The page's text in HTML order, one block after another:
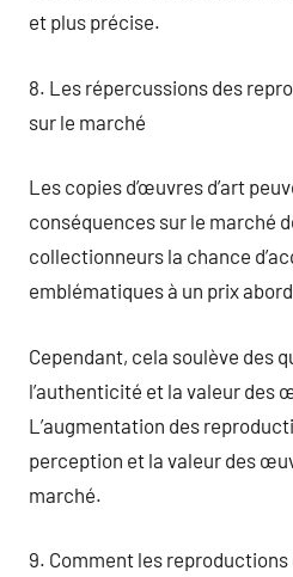
et plus précise.
8. Les répercussions des
sur le marché
Les copies d’œuvres d’art
conséquences sur le marché
collectionneurs la chance
emblématiques à un prix
Cependant, cela soulève des
l’authenticité et la valeur des
L’augmentation des
perception et la valeur des
marché.
9. Comment les